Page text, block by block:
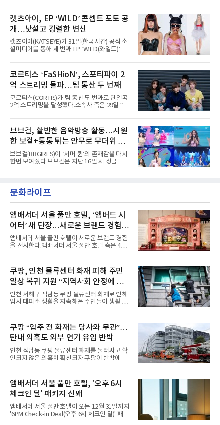
코르티스 등 K팝 스타들이 출연진 명단에 이름
을 올렸다.이날 에스파는
AxMxP는 데뷔 전부터 버스킹과 각종 페스티벌,
공연 무대에 오르며 실전 경험을 쌓아왔다.이들
은 소속사 패밀리 콘서트를 비롯해 '뷰티풀 민트
라이프 2025', '2025 부산국제록페스티벌' 등 대
형 무대에 잇달아 출연해 당찬 에너지와 풋풋한
매력으로 음악팬들의 눈도장을 찍었다.이후
AxMxP는 '카운트다운 판타지 2025-2026',
정적인 실력을 입증했고, 올해 '2026 어썸뮤직
페스티벌', '뷰티풀 민트 라이프 2026', '2026
캣츠아이, EP ‘WILD’ 콘셉트 포토 공
개…낯설고 강렬한 변신
캣츠아이(KATSEYE)가 31일(한국시간) 공식 소
셜미디어를 통해 세 번째 EP ‘WILD(와일드)’의
heart(와일드 하트)’라는 제목이 붙은 콘셉트 포
토에는 멤버들의 본능적이고 야성적인 면모가
강렬하게 담겼다. 짙은 아이섀도와 푸른빛·금빛·
붉은빛의 컬러 렌즈가 비현실적인 분위기를 자
아내고, 여러 원색이 불규칙하게 뒤섞인 멀티컬
러 헤어와 과감한 블루·블랙 립 메이크업이 낯설
고도 매혹적인 비주얼을 완성했다.스타일링 역
엣을 거침없이 결합했다. 멤버들은 각기 다른 개
성을 살린 스타일링을 선
코르티스 ‘FaSHioN’, 스포티파이 2
억 스트리밍 돌파…팀 통산 두 번째
코르티스(CORTIS)가 팀 통산 두 번째로 단일곡
2억 스트리밍을 달성했다.소속사 측은 29일 “코
벌 오디오·음원 스트리밍 플랫폼 스포티파이에
서 27일 자로 누적 재생 수 2억 회를 돌파했
다”고 밝혔다.곡이 발표된 지 약 10개월 만이다.
팀의 첫 번째 2억 스트리밍 곡은 동일 음반에 수
록된 ‘GO!’다. 이 노래는 공개 약 9개월 만인 지
난달 26일 자에 2억 고지를 밟았다. 이는 최근 5
년 내 데뷔한 보이그룹의 곡 중 최단기 2억 달성
했다. “내 티, 5 bucks 바지는, 만원” 등 멤버들
의 라이프 스타일
브브걸, 활발한 음악방송 활동…시원
한 보컬+통통 튀는 안무로 무더위 사
냥
브브걸(BBGIRLS)이 ‘서머 퀸’의 존재감을 다시
한번 보여줬다.브브걸은 지난 16일 새 싱글
MBC '쇼! 음악중심', SBS '인기가요' 등 주요 음
악방송 무대에 올라 화려한 퍼포먼스를 펼쳤다.
력을 앞세워 매 무대 색다른 볼거리를 선사했다.
특히 화사한 파스텔 톤의 비치웨어부터 청량한
마린룩, 햇살 아래 반짝이는 물결을 연상시키는
스커트, 강렬한 붉은 계열의 스타일링까지 각기
다른 매력을 선보였다. 브브걸은 다채로운 여름
패션을 완벽하게 소화하며 보
문화라이프
앰배서더 서울 풀만 호텔, ‘앰버드 시
어터’ 새 단장…새로운 브랜드 경험 선
사
앰배서더 서울 풀만 호텔이 새로운 브랜드 경험
을 선사한다.앰배서더 서울 풀만 호텔 측은 4일
이야기를 담은 인형 극장 콘셉트의 공간 ‘앰버드
시어터(Ambird Theater)’를 새롭게 선보인
다”고 밝혔다.앰배서더 서울 풀만 호텔은 로비
한편에 마련된 앰버드 존을 통해 앰버드의 세계
관을 소개해왔다. 앰버드 존은 앰버드가 우주여
행 중 수집한 다양한 굿즈를 전시한 '앰버드 플래
닛(Ambird Planet)과 계절별 플라워 연출로 사
라 극장을 모티브로 한 데코레이션으로 구성됐
다. 무대 공간 및 티켓 박스
쿠팡, 인천 물류센터 화재 피해 주민
일상 복귀 지원 “지역사회 안정에 총
력”
인천 서해구 석남동 쿠팡 물류센터 화재로 인해
임시 대피소 생활을 지속해온 주민들이 생활 터
필먼트서비스(CFS)가 지난 28일부터 화재 피해
주민을 대상으로 전문 출장 청소서비스 지원에
나섬으로써 본격적인 지역사회 복구 작업이 시
작된 것이다.대피소 주민 중심 청소 접수, 첫날
부터 2가구 지원 완료CFS는 신현초등학교, 신
현북초등학교, 신현여자중학교 등 인천 서해구
관내 임시 대피소 3곳에서 체류해온 화재 피해
민들의 호응 속에 CFS는 즉시 행동에 나섰다. 지
난 28일 오후 전문 청소업체와
쿠팡 “입주 전 화재는 당사와 무관”…
탄내 의혹도 외부 연기 유입 반박
인천 석남동 쿠팡 물류센터 화재를 둘러싸고 확
인되지 않은 의혹이 확산되자 쿠팡이 반박에 나
에 대해서는 외부 화재 연기 유입이라고 설명했
고, 2023년 같은 물류센터에서 발생한 화재에
대해서도 쿠팡 입주 전 공사 과정에서 벌어진 일
이라며 선을 그었다.쿠팡은 21일 인천 물류센터
내부에서 불이 타는 냄새가 났다는 의혹과 관련
해 “사실무근”이라는 입장을 밝혔다.회사 측은
“인근에서 지난 15일 다른 회사에서 발생한 대
앰배서더 서울 풀만 호텔, '오후 6시
체크인 딜' 패키지 선봬
앰배서더 서울 풀만 호텔이 오는 12월 31일까지
'6PM Check-in Deal(오후 6시 체크인 딜)' 패키